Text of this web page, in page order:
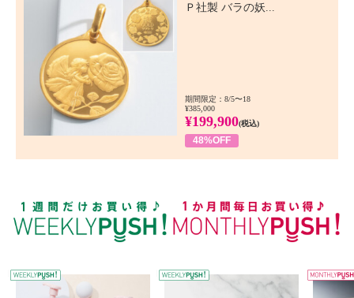
Ｐ社製 バラの妖...
期間限定：8/5〜18
¥385,000
¥199,900(税込)
48%OFF
WEEKLY PUSH